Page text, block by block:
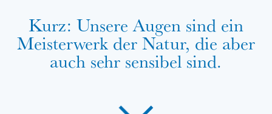
Kurz: Unsere Augen sind ein
Meisterwerk der Natur, die aber
auch sehr sensibel sind.